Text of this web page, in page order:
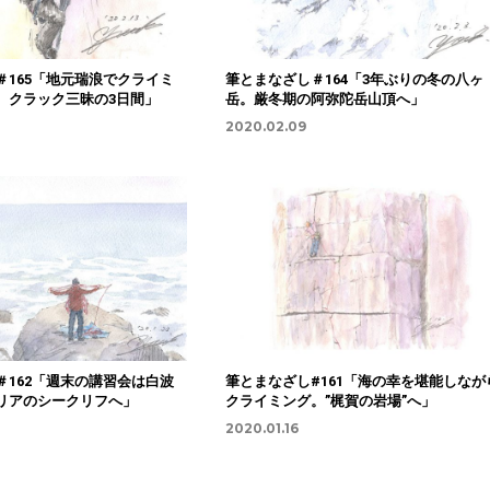
165「地元瑞浪でクライミ
クラック三昧の3日間」
筆とまなざし＃164「3年ぶりの冬の八ヶ
岳。厳冬期の阿弥陀岳山頂へ」
2020.02.09
162「週末の講習会は白波
アのシークリフへ」
筆とまなざし#161「海の幸を堪能しなが
クライミング。”梶賀の岩場”へ」
2020.01.16